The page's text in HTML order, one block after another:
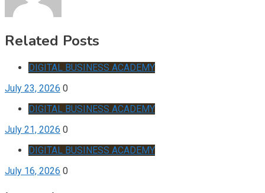
Related Posts
DIGITAL BUSINESS ACADEMY
July 23, 2026 0
DIGITAL BUSINESS ACADEMY
July 21, 2026 0
DIGITAL BUSINESS ACADEMY
July 16, 2026 0